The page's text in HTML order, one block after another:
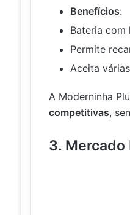
Benefícios:
Bateria com
Permite
Aceita
A Moderninha
competitivas,
3. Mercado